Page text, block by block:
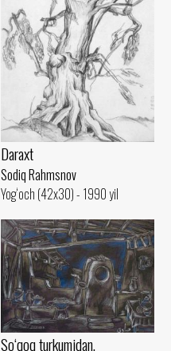
Daraxt
Sodiq Rahmsnov
Yog‘och (42x30) - 1990 yil
So‘qoq turkumidan.